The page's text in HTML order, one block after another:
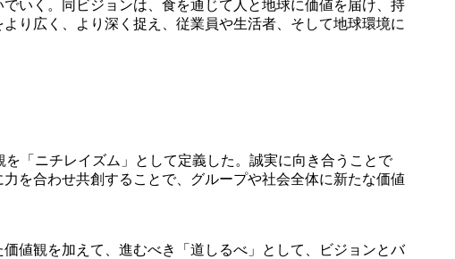
いく。同ビジョンは、食を通じて人と地球に価値を届け、持
り広く、より深く捉え、従業員や生活者、そして地球環境に
「ニチレイズム」として定義した。誠実に向き合うことで
を合わせ共創することで、グループや社会全体に新たな価値
値観を加えて、進むべき「道しるべ」として、ビジョンとバ